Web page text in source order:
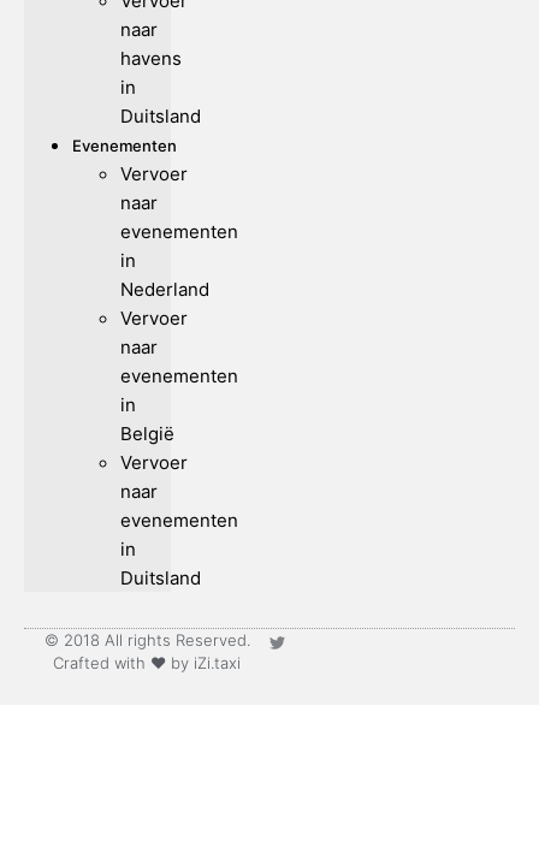
naar
havens
in
Duitsland
Evenementen
Vervoer
naar
evenementen
in
Nederland
Vervoer
naar
evenementen
in
België
Vervoer
naar
evenementen
in
Duitsland
© 2018 All rights Reserved.
Crafted with ♥ by iZi.taxi